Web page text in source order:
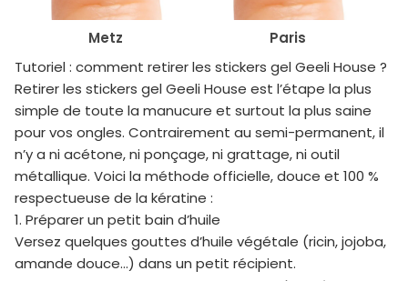
Metz Paris
Tutoriel : comment retirer les stickers gel Geeli House ?
Retirer les stickers gel Geeli House est l’étape la plus
simple de toute la manucure et surtout la plus saine
pour vos ongles. Contrairement au semi-permanent, il
n’y a ni acétone, ni ponçage, ni grattage, ni outil
métallique. Voici la méthode officielle, douce et 100 %
respectueuse de la kératine :
1. Préparer un petit bain d’huile
Versez quelques gouttes d’huile végétale (ricin, jojoba,
amande douce…) dans un petit récipient.